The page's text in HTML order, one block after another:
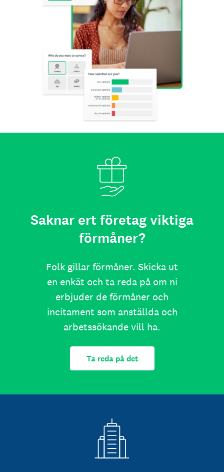
Saknar ert företag viktiga
förmåner?
Folk gillar förmåner. Skicka ut
en enkät och ta reda på om ni
erbjuder de förmåner och
incitament som anställda och
arbetssökande vill ha.
Ta reda på det